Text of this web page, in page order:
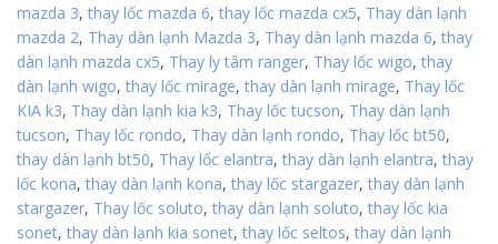
mazda 3, thay lốc mazda 6, thay lốc mazda cx5, Thay dàn lạnh
mazda 2, Thay dàn lạnh Mazda 3, Thay dàn lạnh mazda 6, thay
dàn lạnh mazda cx5, Thay ly tâm ranger, Thay lốc wigo, thay
dàn lạnh wigo, thay lốc mirage, thay dàn lạnh mirage, Thay lốc
KIA k3, Thay dàn lạnh kia k3, Thay lốc tucson, Thay dàn lạnh
tucson, Thay lốc rondo, Thay dàn lạnh rondo, Thay lốc bt50,
thay dàn lạnh bt50, Thay lốc elantra, thay dàn lạnh elantra, thay
lốc kona, thay dàn lạnh kona, thay lốc stargazer, thay dàn lạnh
stargazer, Thay lốc soluto, thay dàn lạnh soluto, thay lốc kia
sonet, thay dàn lạnh kia sonet, thay lốc seltos, thay dàn lạnh